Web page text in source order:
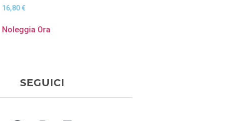
16,80 €
Noleggia Ora
SEGUICI